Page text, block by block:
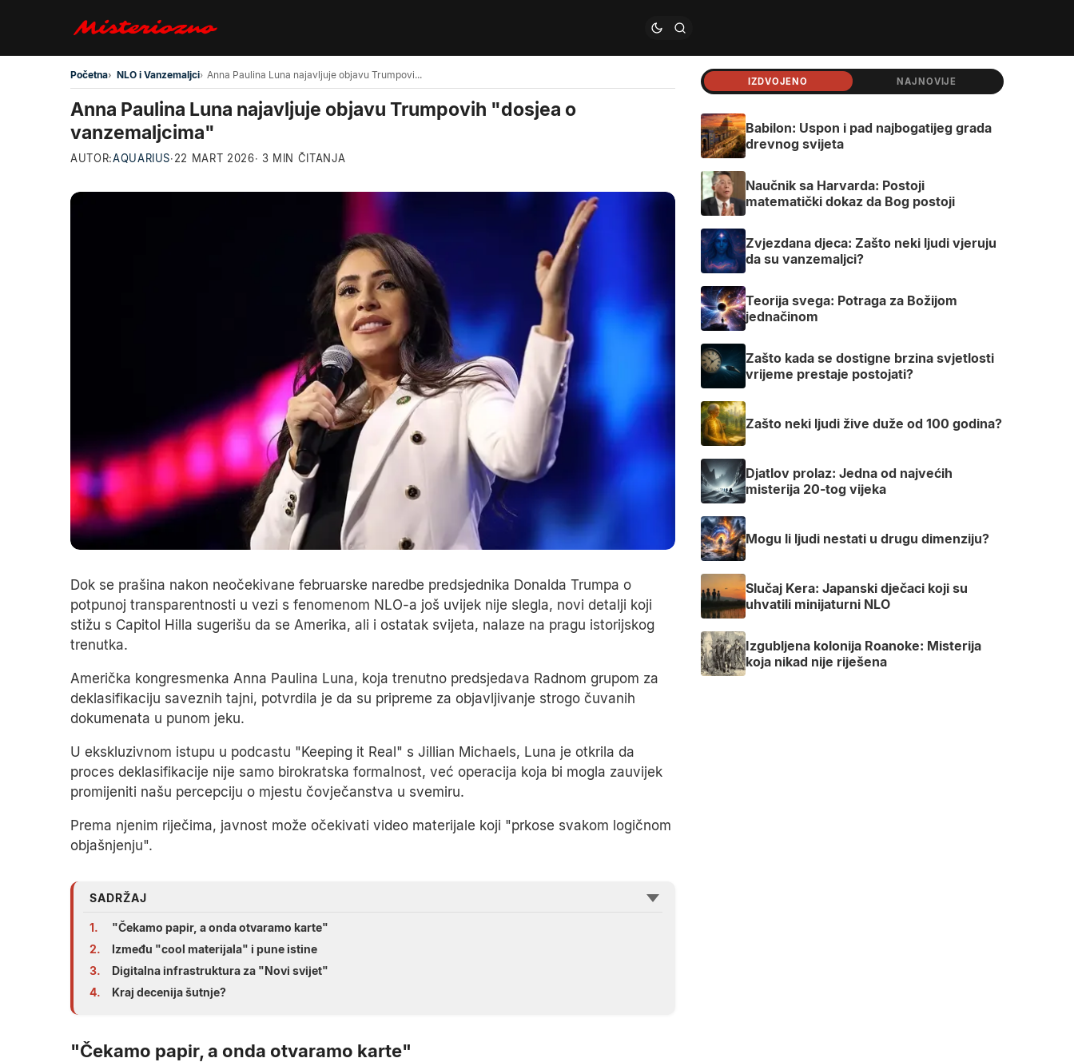
Preskoči na glavni sadržaj
Početna NLO i Vanzemaljci Anna Paulina Luna najavljuje objavu Trumpovih "dosjea o vanzemaljcima"
Anna Paulina Luna najavljuje objavu Trumpovih "dosjea o
vanzemaljcima"
AUTOR:AQUARIUS·22 MART 2026· 3 MIN ČITANJA
Dok se prašina nakon neočekivane februarske naredbe predsjednika Donalda Trumpa o
potpunoj transparentnosti u vezi s fenomenom NLO-a još uvijek nije slegla, novi detalji koji
stižu s Capitol Hilla sugerišu da se Amerika, ali i ostatak svijeta, nalaze na pragu istorijskog
trenutka.
Američka kongresmenka Anna Paulina Luna, koja trenutno predsjedava Radnom grupom za
deklasifikaciju saveznih tajni, potvrdila je da su pripreme za objavljivanje strogo čuvanih
dokumenata u punom jeku.
U ekskluzivnom istupu u podcastu "Keeping it Real" s Jillian Michaels, Luna je otkrila da
proces deklasifikacije nije samo birokratska formalnost, već operacija koja bi mogla zauvijek
promijeniti našu percepciju o mjestu čovječanstva u svemiru.
Prema njenim riječima, javnost može očekivati video materijale koji "prkose svakom logičnom
objašnjenju".
SADRŽAJ
1.
"Čekamo papir, a onda otvaramo karte"
2.
Između "cool materijala" i pune istine
3.
Digitalna infrastruktura za "Novi svijet"
4.
Kraj decenija šutnje?
"Čekamo papir, a onda otvaramo karte"
IZDVOJENO NAJNOVIJE
Babilon: Uspon i pad najbogatijeg grada
drevnog svijeta
Naučnik sa Harvarda: Postoji
matematički dokaz da Bog postoji
Zvjezdana djeca: Zašto neki ljudi vjeruju
da su vanzemaljci?
Teorija svega: Potraga za Božijom
jednačinom
Zašto kada se dostigne brzina svjetlosti
vrijeme prestaje postojati?
Zašto neki ljudi žive duže od 100 godina?
Djatlov prolaz: Jedna od najvećih
misterija 20-tog vijeka
Mogu li ljudi nestati u drugu dimenziju?
Slučaj Kera: Japanski dječaci koji su
uhvatili minijaturni NLO
Izgubljena kolonija Roanoke: Misterija
koja nikad nije riješena